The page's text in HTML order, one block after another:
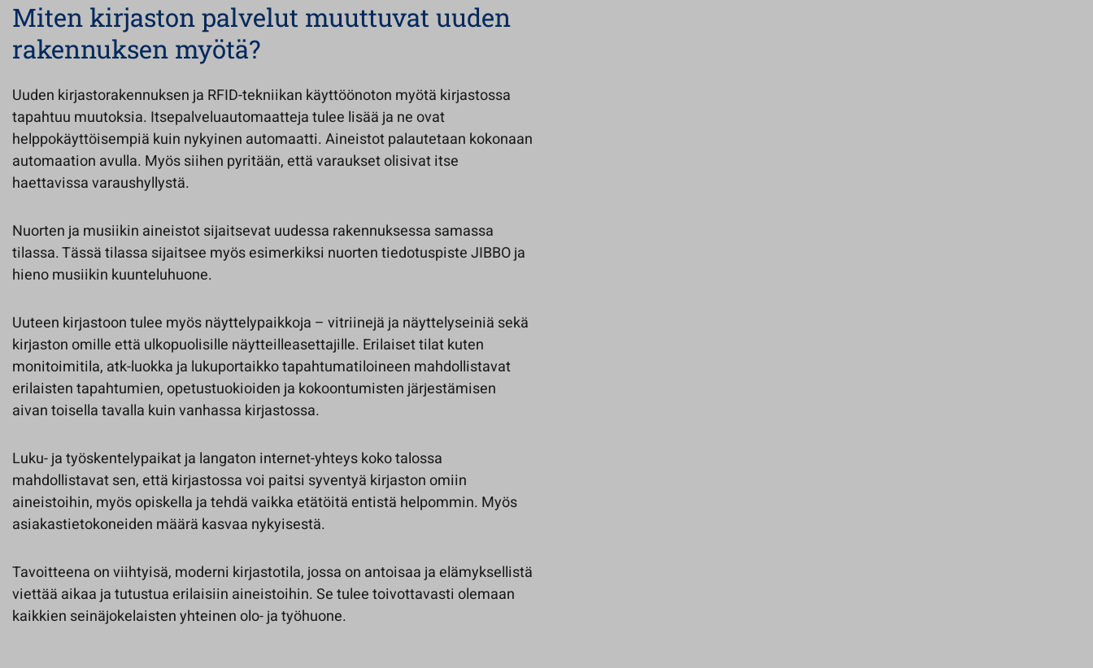
Miten kirjaston palvelut muuttuvat uuden
rakennuksen myötä?
Uuden kirjastorakennuksen ja RFID-tekniikan käyttöönoton myötä kirjastossa
tapahtuu muutoksia. Itsepalveluautomaatteja tulee lisää ja ne ovat
helppokäyttöisempiä kuin nykyinen automaatti. Aineistot palautetaan kokonaan
automaation avulla. Myös siihen pyritään, että varaukset olisivat itse
haettavissa varaushyllystä.
Nuorten ja musiikin aineistot sijaitsevat uudessa rakennuksessa samassa
tilassa. Tässä tilassa sijaitsee myös esimerkiksi nuorten tiedotuspiste JIBBO ja
hieno musiikin kuunteluhuone.
Uuteen kirjastoon tulee myös näyttelypaikkoja – vitriinejä ja näyttelyseiniä sekä
kirjaston omille että ulkopuolisille näytteilleasettajille. Erilaiset tilat kuten
monitoimitila, atk-luokka ja lukuportaikko tapahtumatiloineen mahdollistavat
erilaisten tapahtumien, opetustuokioiden ja kokoontumisten järjestämisen
aivan toisella tavalla kuin vanhassa kirjastossa.
Luku- ja työskentelypaikat ja langaton internet-yhteys koko talossa
mahdollistavat sen, että kirjastossa voi paitsi syventyä kirjaston omiin
aineistoihin, myös opiskella ja tehdä vaikka etätöitä entistä helpommin. Myös
asiakastietokoneiden määrä kasvaa nykyisestä.
Tavoitteena on viihtyisä, moderni kirjastotila, jossa on antoisaa ja elämyksellistä
viettää aikaa ja tutustua erilaisiin aineistoihin. Se tulee toivottavasti olemaan
kaikkien seinäjokelaisten yhteinen olo- ja työhuone.